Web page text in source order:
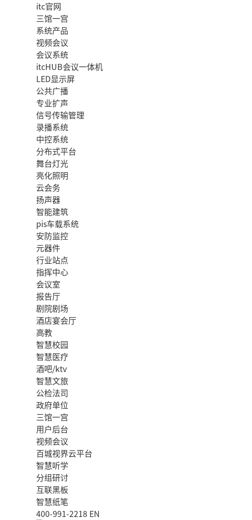
itc官网
三馆一宫
系统产品
视频会议
会议系统
itcHUB会议一体机
LED显示屏
公共广播
专业扩声
信号传输管理
录播系统
中控系统
分布式平台
舞台灯光
亮化照明
云会务
扬声器
智能建筑
pis车载系统
安防监控
元器件
行业站点
指挥中心
会议室
报告厅
剧院剧场
酒店宴会厅
高教
智慧校园
智慧医疗
酒吧/ktv
智慧文旅
公检法司
政府单位
三馆一宫
用户后台
视频会议
百城视界云平台
智慧听学
分组研讨
互联黑板
智慧纸笔
400-991-2218 EN